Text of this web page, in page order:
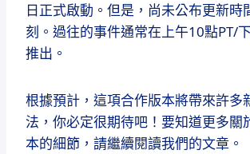
日正式啟動。但是，尚未公布更新時
刻。過往的事件通常在上午10點PT/
推出。
根據預計，這項合作版本將帶來許多
法，你必定很期待吧！要知道更多關
本的細節，請繼續閱讀我們的文章。